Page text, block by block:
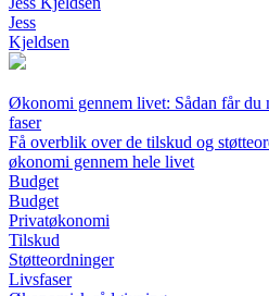
Jess
Kjeldsen
Økonomi gennem livet: Sådan får du
faser
Få overblik over de tilskud og
økonomi gennem hele livet
Budget
Budget
Privatøkonomi
Tilskud
Støtteordninger
Livsfaser